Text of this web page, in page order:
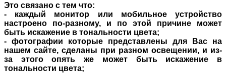
Это связано с тем что:
- каждый монитор или мобильное устройство
настроено по-разному, и по этой причине может
быть искажение в тональности цвета;
- фотографии которые представлены для Вас на
нашем сайте, сделаны при разном освещении, и из-
за этого опять же может быть искажение в
тональности цвета;